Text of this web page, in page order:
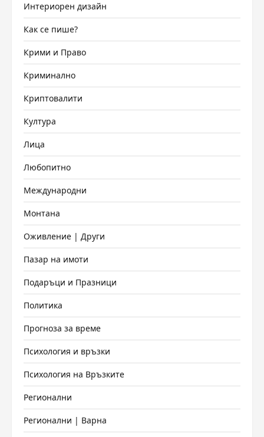
Интериорен дизайн
Как се пише?
Крими и Право
Криминално
Криптовалити
Култура
Лица
Любопитно
Международни
Монтана
Оживление | Други
Пазар на имоти
Подаръци и Празници
Политика
Прогноза за време
Психология и връзки
Психология на Връзките
Регионални
Регионални | Варна